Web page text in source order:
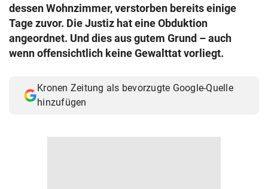
© Krone Multimedia GmbH & Co KG 2026
Muthgasse 2, 1190 Wien
dessen Wohnzimmer, verstorben bereits einige
Tage zuvor. Die Justiz hat eine Obduktion
angeordnet. Und dies aus gutem Grund – auch
wenn offensichtlich keine Gewalttat vorliegt.
Kronen Zeitung als bevorzugte Google-Quelle
hinzufügen